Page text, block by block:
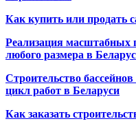
Как купить или продать
Реализация масштабных
любого размера в
Строительство
цикл работ в Беларуси
Как заказать